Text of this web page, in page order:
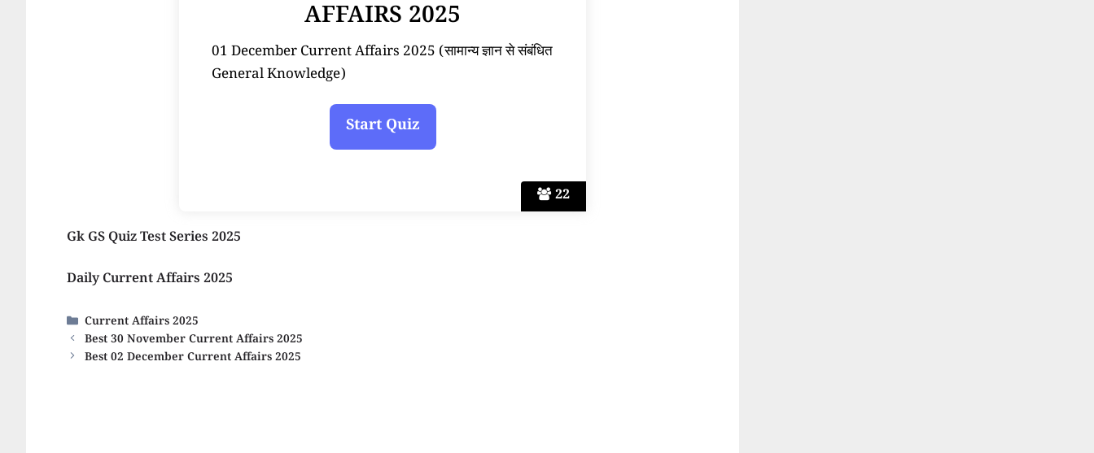
22
AFFAIRS 2025
01 December Current Affairs 2025 (सामान्य ज्ञान से संबंधित
General Knowledge)
Gk GS Quiz Test Series 2025
Daily Current Affairs 2025
Categories
Current Affairs 2025
Best 30 November Current Affairs 2025
Best 02 December Current Affairs 2025